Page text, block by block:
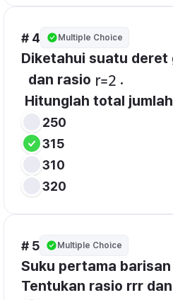
# 4 Multiple Choice
Diketahui suatu
dan rasio ​r=2​ .
Hitunglah total
250
315
310
320
# 5 Multiple Choice
Suku pertama
Tentukan rasio rrr